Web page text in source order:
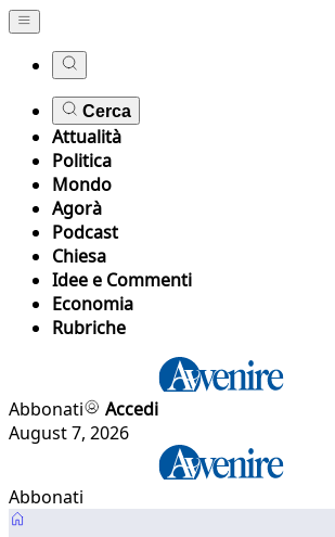
Cerca
Attualità
Politica
Mondo
Agorà
Podcast
Chiesa
Idee e Commenti
Economia
Rubriche
Abbonati
Accedi
August 7, 2026
Abbonati